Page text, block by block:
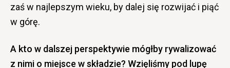
zaś w najlepszym wieku, by dalej się rozwijać i piąć
w górę.
A kto w dalszej perspektywie mógłby rywalizować
z nimi o miejsce w składzie? Wzięliśmy pod lupę